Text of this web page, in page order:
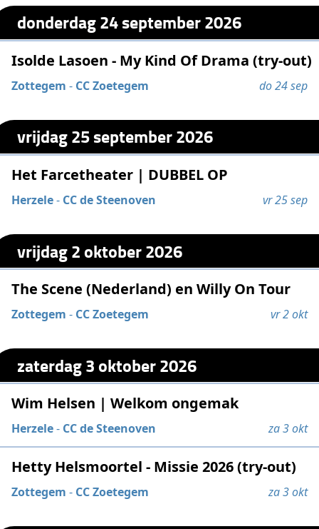
donderdag 24 september 2026
Isolde Lasoen - My Kind Of Drama (try-out)
Zottegem - CC Zoetegem do 24 sep
vrijdag 25 september 2026
Het Farcetheater | DUBBEL OP
Herzele- CC de Steenoven vr 25 sep
vrijdag 2 oktober 2026
The Scene (Nederland) en Willy On Tour
Zottegem - CC Zoetegem vr 2 okt
zaterdag 3 oktober 2026
Wim Helsen | Welkom ongemak
Herzele- CC de Steenoven za 3 okt
Hetty Helsmoortel - Missie 2026 (try-out)
Zottegem - CC Zoetegem za 3 okt